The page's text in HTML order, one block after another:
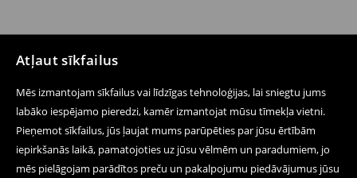
Atļaut sīkfailus
Mēs izmantojam sīkfailus vai līdzīgas tehnoloģijas, lai sniegtu jums
labāko iespējamo pieredzi, kamēr izmantojat mūsu tīmekļa vietni.
Pieņemot sīkfailus, jūs ļaujat mums parūpēties par jūsu ērtībām
iepirkšanās laikā, pamatojoties uz jūsu vēlmēm un paradumiem, jo
mēs pielāgojam parādītos preču un pakalpojumu piedāvājumus jūsu